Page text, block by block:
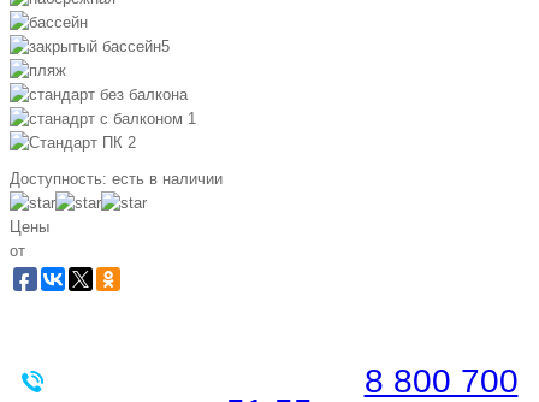
Доступность: есть в наличии
Цены
от
8 800 700